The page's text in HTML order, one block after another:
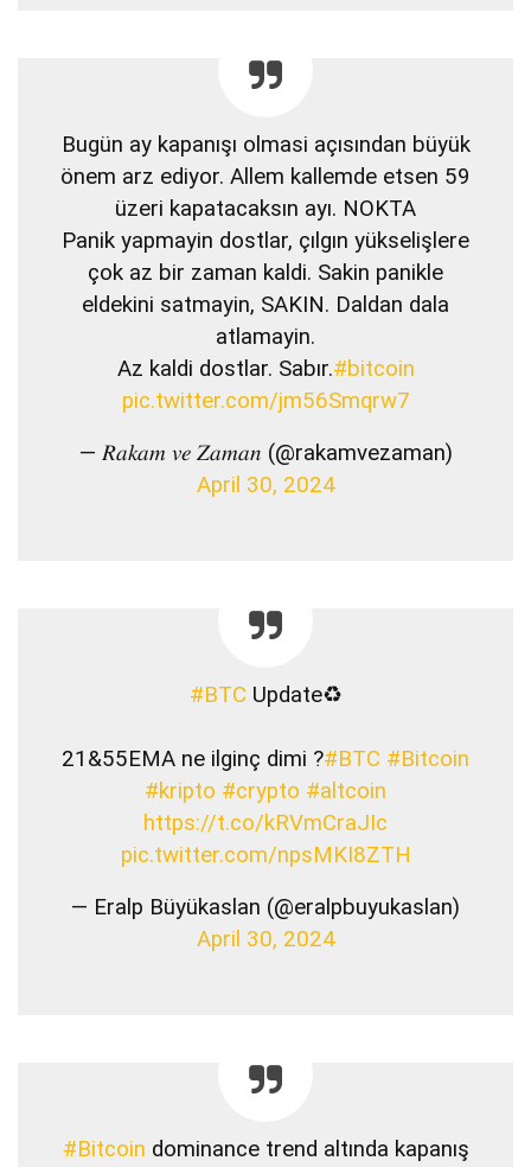
Bugün ay kapanışı olmasi açısından büyük
önem arz ediyor. Allem kallemde etsen 59
üzeri kapatacaksın ayı. NOKTA
Panik yapmayin dostlar, çılgın yükselişlere
çok az bir zaman kaldi. Sakin panikle
eldekini satmayin, SAKIN. Daldan dala
atlamayin.
Az kaldi dostlar. Sabır.#bitcoin
pic.twitter.com/jm56Smqrw7
— 𝑅𝑎𝑘𝑎𝑚 𝑣𝑒 𝑍𝑎𝑚𝑎𝑛 (@rakamvezaman)
April 30, 2024
#BTC Update♻️
21&55EMA ne ilginç dimi ?#BTC #Bitcoin
#kripto #crypto #altcoin
https://t.co/kRVmCraJIc
pic.twitter.com/npsMKI8ZTH
— Eralp Büyükaslan (@eralpbuyukaslan)
April 30, 2024
#Bitcoin dominance trend altında kapanış